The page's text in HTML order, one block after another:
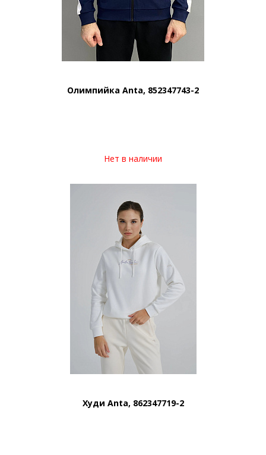
Олимпийка Anta, 852347743-2
Нет в наличии
Худи Anta, 862347719-2